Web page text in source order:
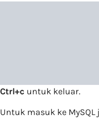
Ctrl+c untuk keluar.
Untuk masuk ke